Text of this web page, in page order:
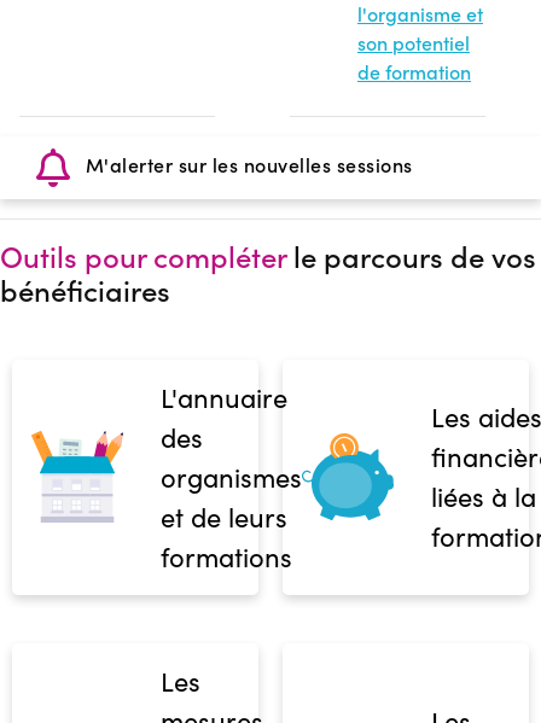
l'organisme et
son potentiel
de formation
M'alerter sur les nouvelles sessions
Outils pour compléterle parcours de vos
bénéficiaires
L'annuaire
des
organismes
et de leurs
formations
Les aides
liées à la
Les